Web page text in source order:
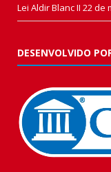
Lei Aldir Blanc II 22 de
DESENVOLVIDO